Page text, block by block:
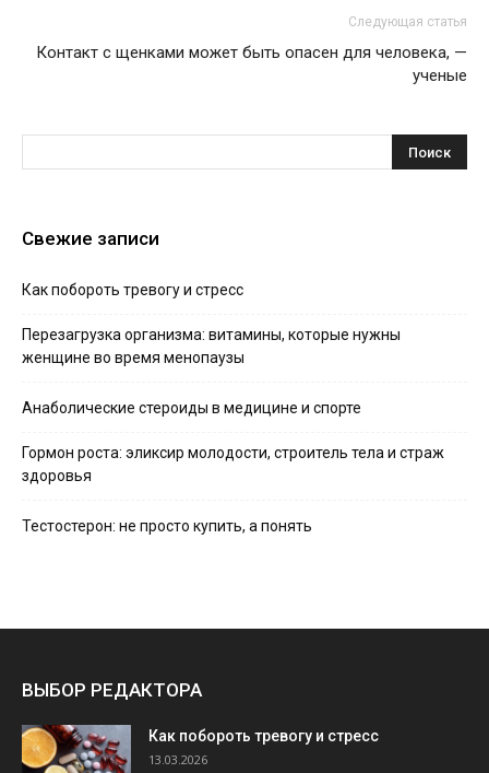
Следующая статья
Контакт с щенками может быть опасен для человека, —
ученые
Свежие записи
Как побороть тревогу и стресс
Перезагрузка организма: витамины, которые нужны
женщине во время менопаузы
Анаболические стероиды в медицине и спорте
Гормон роста: эликсир молодости, строитель тела и страж
здоровья
Тестостерон: не просто купить, а понять
ВЫБОР РЕДАКТОРА
Как побороть тревогу и стресс
13.03.2026